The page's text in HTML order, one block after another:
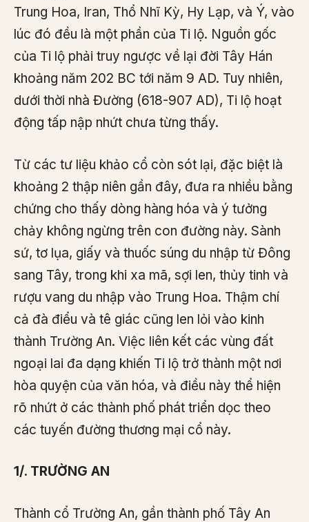
Trung Hoa, Iran, Thổ Nhĩ Kỳ, Hy Lạp, và Ý, vào
lúc đó đều là một phần của Ti lộ. Nguồn gốc
của Ti lộ phải truy ngược về lại đời Tây Hán
khoảng năm 202 BC tới năm 9 AD. Tuy nhiên,
dưới thời nhà Đường (618-907 AD), Ti lộ hoạt
động tấp nập nhứt chưa từng thấy.
Từ các tư liệu khảo cổ còn sót lại, đặc biệt là
khoảng 2 thập niên gần đây, đưa ra nhiều bằng
chứng cho thấy dòng hàng hóa và ý tưởng
chảy không ngừng trên con đường này. Sành
sứ, tơ lụa, giấy và thuốc súng du nhập từ Đông
sang Tây, trong khi xa mã, sợi len, thủy tinh và
rượu vang du nhập vào Trung Hoa. Thậm chí
cả đà điểu và tê giác cũng len lỏi vào kinh
thành Trường An. Việc liên kết các vùng đất
ngoại lai đa dạng khiến Ti lộ trở thành một nơi
hòa quyện của văn hóa, và điều này thể hiện
rõ nhứt ở các thành phố phát triển dọc theo
các tuyến đường thương mại cổ này.
1/. TRƯỜNG AN
Thành cổ Trường An, gần thành phố Tây An